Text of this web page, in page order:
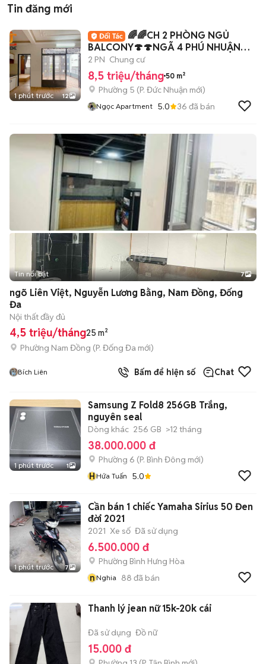
Tin đăng mới
1 phút trước 12
🌈🌈CH 2 PHÒNG NGỦ
BALCONY🍄🍄NGÃ 4 PHÚ NHUẬN💥
💥
2 PN Chung cư
8,5 triệu/tháng 50 m²
Phường 5 (P. Đức Nhuận mới)
Ngọc Apartment 5.0 36 đã bán
+2
Tin nổi bật 7
ngõ Liên Việt, Nguyễn Lương Bằng, Nam Đồng, Đống
Đa
Nội thất đầy đủ
4,5 triệu/tháng25 m²
Phường Nam Đồng (P. Đống Đa mới)
Bích Liên Bấm để hiện số Chat
1 phút trước 1
Samsung Z Fold8 256GB Trắng,
nguyên seal
Dòng khác 256 GB >12 tháng
38.000.000 đ
Phường 6 (P. Bình Đông mới)
HHứa Tuấn 5.0
1 phút trước 7
Cần bán 1 chiếc Yamaha Sirius 50 Đen
đời 2021
2021 Xe số Đã sử dụng
6.500.000 đ
Phường Bình Hưng Hòa
nNghia 88 đã bán
Thanh lý jean nữ 15k-20k cái
Đã sử dụng Đồ nữ
15.000 đ